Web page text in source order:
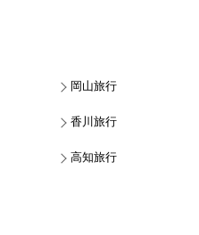
岡山旅行
香川旅行
高知旅行